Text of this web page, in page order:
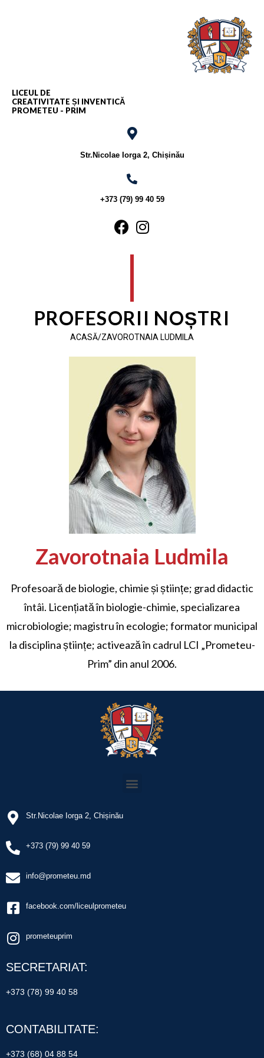
LICEUL DE
CREATIVITATE ȘI INVENTICĂ
PROMETEU - PRIM
Str.Nicolae Iorga 2, Chișinău
+373 (79) 99 40 59
PROFESORII NOȘTRI
ACASĂ/ZAVOROTNAIA LUDMILA
Zavorotnaia Ludmila
Profesoară de biologie, chimie și științe; grad didactic
întâi. Licențiată în biologie-chimie, specializarea
microbiologie; magistru în ecologie; formator municipal
la disciplina științe; activează în cadrul LCI „Prometeu-
Prim” din anul 2006.
Str.Nicolae Iorga 2, Chișinău
+373 (79) 99 40 59
info@prometeu.md
facebook.com/liceulprometeu
prometeuprim
SECRETARIAT:
+373 (78) 99 40 58
CONTABILITATE:
+373 (68) 04 88 54